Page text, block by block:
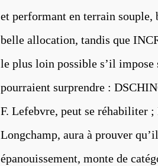
et performant en terrain souple,
belle allocation, tandis que
le plus loin possible s’il impose
pourraient surprendre :
F. Lefebvre, peut se réhabiliter
Longchamp, aura à prouver
épanouissement, monte de